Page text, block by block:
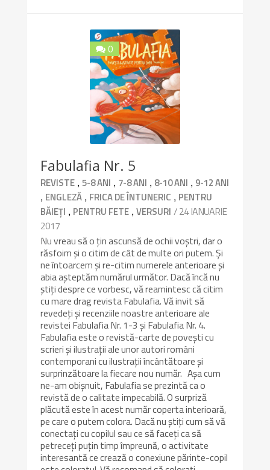
0
Fabulafia Nr. 5
REVISTE ,5-8 ANI , 7-8 ANI , 8-10 ANI , 9-12 ANI
, ENGLEZĂ , FRICA DE ÎNTUNERIC , PENTRU
BĂIEȚI , PENTRU FETE ,VERSURI / 24 IANUARIE
2017
Nu vreau să o țin ascunsă de ochii voștri, dar o
răsfoim și o citim de cât de multe ori putem. Și
ne întoarcem și re-citim numerele anterioare și
abia așteptăm numărul următor. Dacă încă nu
știți despre ce vorbesc, vă reamintesc că citim
cu mare drag revista Fabulafia. Vă invit să
revedeți și recenziile noastre anterioare ale
revistei Fabulafia Nr. 1-3 și Fabulafia Nr. 4.
Fabulafia este o revistă-carte de poveşti cu
scrieri şi ilustraţii ale unor autori români
contemporani cu ilustrații încântătoare și
surprinzătoare la fiecare nou număr. Așa cum
ne-am obișnuit, Fabulafia se prezintă ca o
revistă de o calitate impecabilă. O surpriză
plăcută este în acest număr coperta interioară,
pe care o putem colora. Dacă nu știți cum să vă
conectați cu copilul sau ce să faceți ca să
petreceți puțin timp împreună, o activitate
interesantă ce crează o conexiune părinte-copil